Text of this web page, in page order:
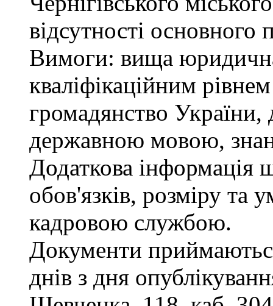
відсутності основного
Вимоги: вища юридична
кваліфікаційним
громадянство України,
державною мовою,
Додаткова інформація
обов'язків, розміру та
кадровою службою.
Документи
днів з дня